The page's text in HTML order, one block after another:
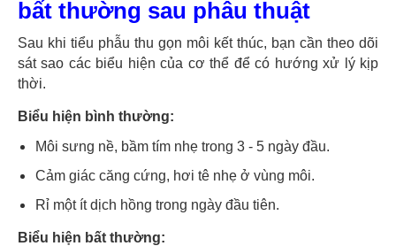
bất thường sau phẫu thuật
Sau khi tiểu phẫu thu gọn môi kết thúc, bạn cần theo dõi
sát sao các biểu hiện của cơ thể để có hướng xử lý kịp
thời.
Biểu hiện bình thường:
Môi sưng nề, bầm tím nhẹ trong 3 - 5 ngày đầu.
Cảm giác căng cứng, hơi tê nhẹ ở vùng môi.
Rỉ một ít dịch hồng trong ngày đầu tiên.
Biểu hiện bất thường: